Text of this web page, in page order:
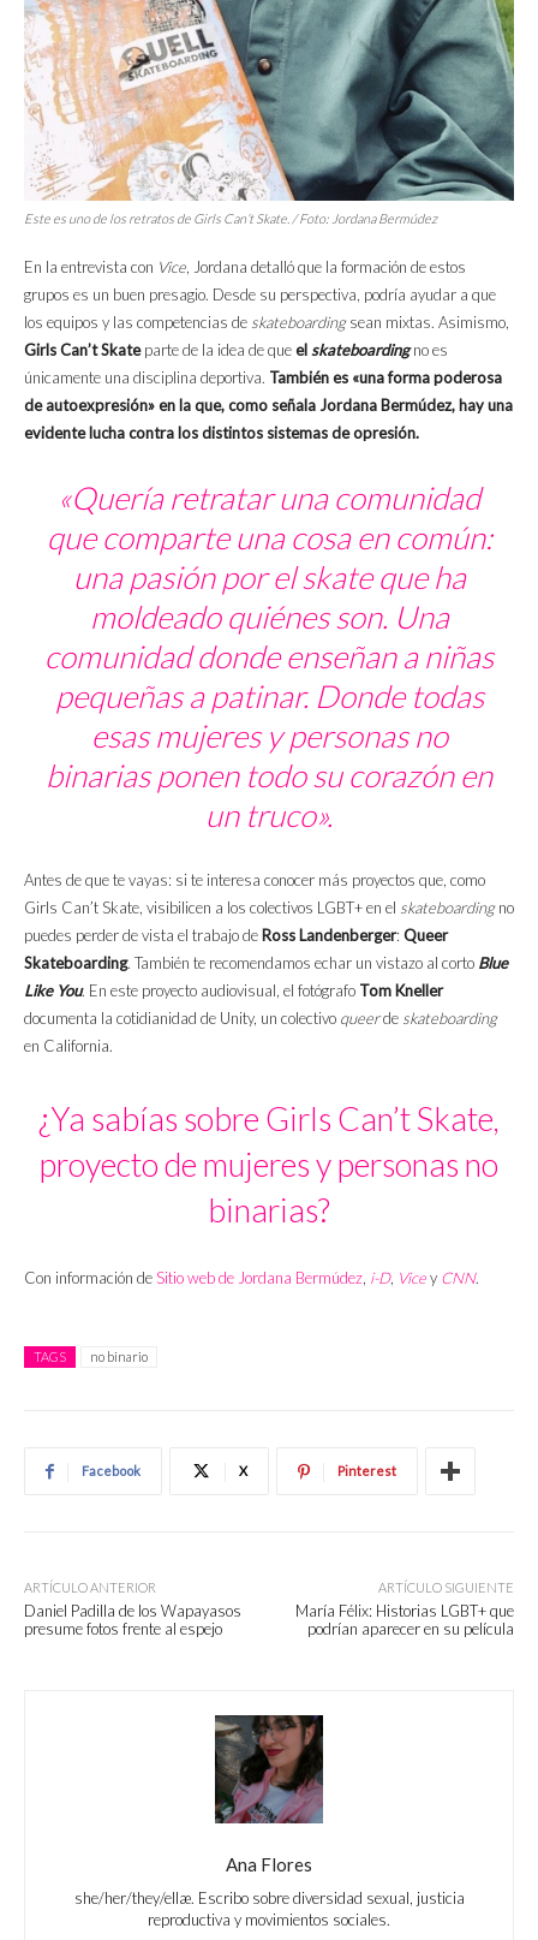
Este es uno de los retratos de Girls Can’t Skate. / Foto: Jordana Bermúdez
En la entrevista con Vice, Jordana detalló que la formación de estos
grupos es un buen presagio. Desde su perspectiva, podría ayudar a que
los equipos y las competencias de skateboardingsean mixtas. Asimismo,
Girls Can’t Skateparte de la idea de queelskateboarding no es
únicamente una disciplina deportiva. También es «una forma poderosa
de autoexpresión» en la que, como señala Jordana Bermúdez, hay una
evidente lucha contra los distintos sistemas de opresión.
«Quería retratar una comunidad
que comparte una cosa en común:
una pasión por el skate que ha
moldeado quiénes son. Una
comunidad donde enseñan a niñas
pequeñas a patinar. Donde todas
esas mujeres y personas no
binarias ponen todo su corazón en
un truco».
Antes de que te vayas: si te interesa conocer más proyectos que, como
Girls Can’t Skate, visibilicen a los colectivos LGBT+ en el skateboardingno
puedes perder de vista el trabajo de Ross Landenberger: Queer
Skateboarding. También te recomendamos echar un vistazo al corto Blue
Like You. En este proyecto audiovisual, el fotógrafo Tom Kneller
documenta la cotidianidad de Unity, un colectivo queerde skateboarding
en California.
¿Ya sabías sobre Girls Can’t Skate,
proyecto de mujeres y personas no
binarias?
Con información deSitio web de Jordana Bermúdez, i-D, Vicey CNN.
TAGS no binario
Facebook X Pinterest
ARTÍCULO ANTERIOR
Daniel Padilla de los Wapayasos
presume fotos frente al espejo
ARTÍCULO SIGUIENTE
María Félix: Historias LGBT+ que
podrían aparecer en su película
Ana Flores
she/her/they/ellæ. Escribo sobre diversidad sexual, justicia
reproductiva y movimientos sociales.